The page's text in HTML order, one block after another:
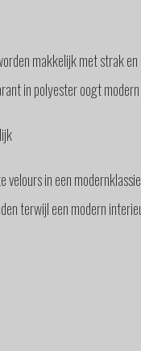
makkelijk met strak
in polyester oogt
velours in een
terwijl een modern